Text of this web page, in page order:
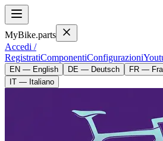
MyBike.parts
Accedi /
RegistratiComponentiConfigurazioni
EN — English DE — Deutsch FR —
IT — Italiano